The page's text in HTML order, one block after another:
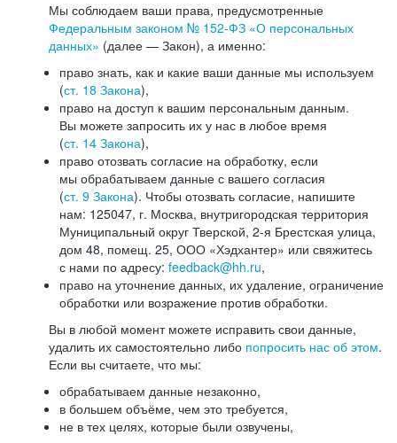
Мы соблюдаем ваши права, предусмотренные
Федеральным законом № 152-ФЗ «О персональных
данных» (далее — Закон), а именно:
право знать, как и какие ваши данные мы используем
(ст. 18 Закона),
право на доступ к вашим персональным данным.
Вы можете запросить их у нас в любое время
(ст. 14 Закона),
право отозвать согласие на обработку, если
мы обрабатываем данные с вашего согласия
(ст. 9 Закона). Чтобы отозвать согласие, напишите
нам: 125047, г. Москва, внутригородская территория
Муниципальный округ Тверской, 2-я Брестская улица,
дом 48, помещ. 25, ООО «Хэдхантер» или свяжитесь
с нами по адресу: feedback@hh.ru,
право на уточнение данных, их удаление, ограничение
обработки или возражение против обработки.
Вы в любой момент можете исправить свои данные,
удалить их самостоятельно либо попросить нас об этом.
Если вы считаете, что мы:
обрабатываем данные незаконно,
в большем объёме, чем это требуется,
не в тех целях, которые были озвучены,